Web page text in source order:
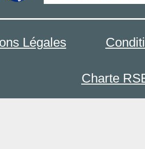
Légales
Charte